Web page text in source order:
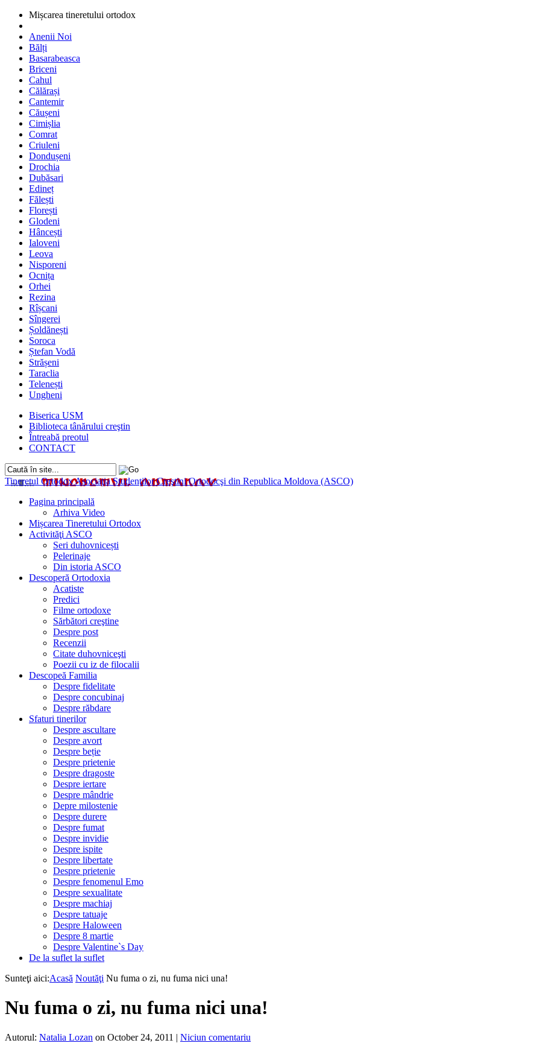
Mișcarea tineretului ortodox
Anenii Noi
Bălți
Basarabeasca
Briceni
Cahul
Călărași
Cantemir
Căușeni
Cimișlia
Comrat
Criuleni
Dondușeni
Drochia
Dubăsari
Edineț
Fălești
Florești
Glodeni
Hâncești
Ialoveni
Leova
Nisporeni
Ocnița
Orhei
Rezina
Rîșcani
Sîngerei
Șoldănești
Soroca
Ștefan Vodă
Strășeni
Taraclia
Telenești
Ungheni
Biserica USM
Biblioteca tânărului creştin
Întreabă preotul
CONTACT
Tineretul OrtodoxAsociaţia Studenţilor Creştini Ortodocşi din Republica Moldova (ASCO)
Pagina principală
Arhiva Video
Mișcarea Tineretului Ortodox
Activităţi ASCO
Seri duhovnicești
Pelerinaje
Din istoria ASCO
Descoperă Ortodoxia
Acatiste
Predici
Filme ortodoxe
Sărbători creştine
Despre post
Recenzii
Citate duhovniceşti
Poezii cu iz de filocalii
Descopeă Familia
Despre fidelitate
Despre concubinaj
Despre răbdare
Sfaturi tinerilor
Despre ascultare
Despre avort
Despre beție
Despre prietenie
Despre dragoste
Despre iertare
Despre mândrie
Depre milostenie
Despre durere
Despre fumat
Despre invidie
Despre ispite
Despre libertate
Despre prietenie
Despre fenomenul Emo
Despre sexualitate
Despre machiaj
Despre tatuaje
Despre Haloween
Despre 8 martie
Despre Valentine`s Day
De la suflet la suflet
Sunteţi aici:Acasă Noutăţi Nu fuma o zi, nu fuma nici una!
Nu fuma o zi, nu fuma nici una!
Autorul: Natalia Lozan on October 24, 2011 | Niciun comentariu